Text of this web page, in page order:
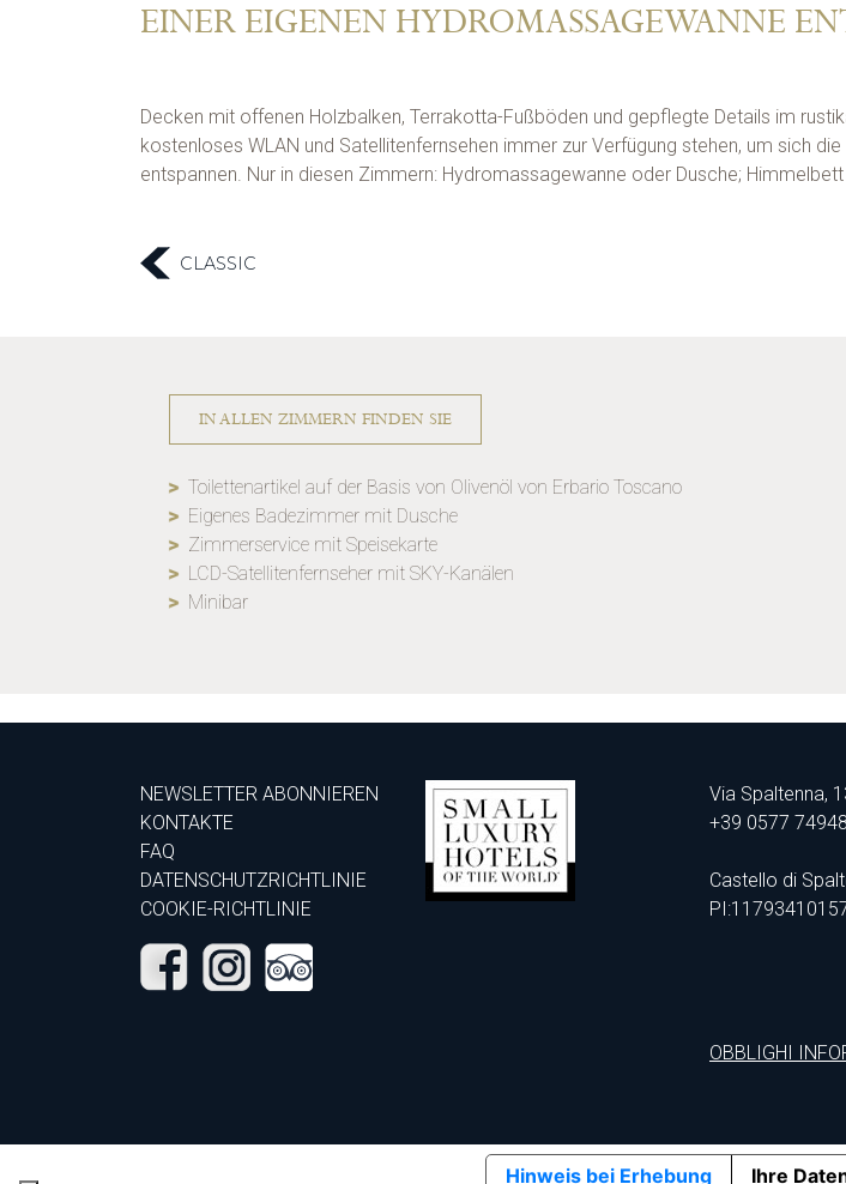
EINER EIGENEN HYDROMASSAGEWANNE
Decken mit offenen Holzbalken, Terrakotta-Fußböden und gepflegte Details im
kostenloses WLAN und Satellitenfernsehen immer zur Verfügung stehen, um sich
entspannen. Nur in diesen Zimmern: Hydromassagewanne oder Dusche;
CLASSIC
IN ALLEN ZIMMERN FINDEN SIE
Toilettenartikel auf der Basis von Olivenöl von Erbario Toscano
Eigenes Badezimmer mit Dusche
Zimmerservice mit Speisekarte
LCD-Satellitenfernseher mit SKY-Kanälen
Minibar
NEWSLETTER ABONNIEREN
KONTAKTE
FAQ
DATENSCHUTZRICHTLINIE
COOKIE-RICHTLINIE
Via Spaltenna,
+39 0577
Castello di
OBBLIGHI
Hinweis bei Erhebung Ihre